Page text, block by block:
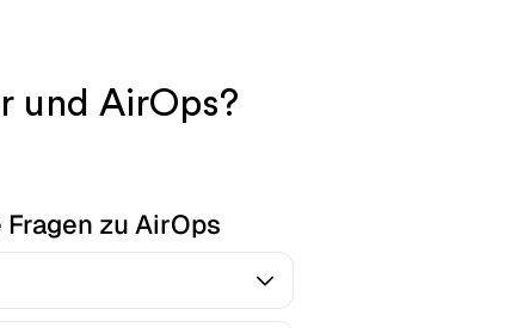
und AirOps?
zu AirOps